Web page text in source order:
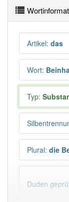
Artikel: das
Wort:
Typ:
Plural: die
Duden